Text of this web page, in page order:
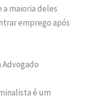
a maioria deles
emprego após
é um